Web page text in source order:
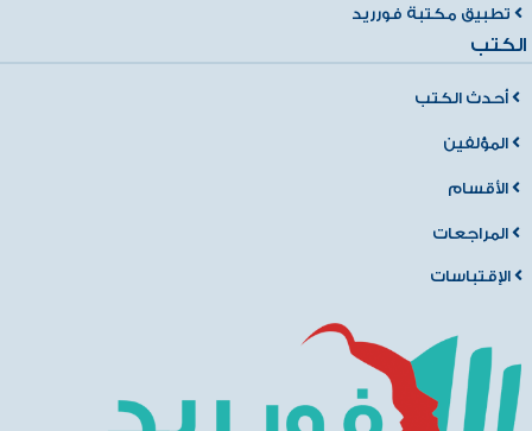
تطبيق مكتبة فورريد
الكتب
أحدث الكتب
المؤلفين
الأقسام
المراجعات
الإقتباسات